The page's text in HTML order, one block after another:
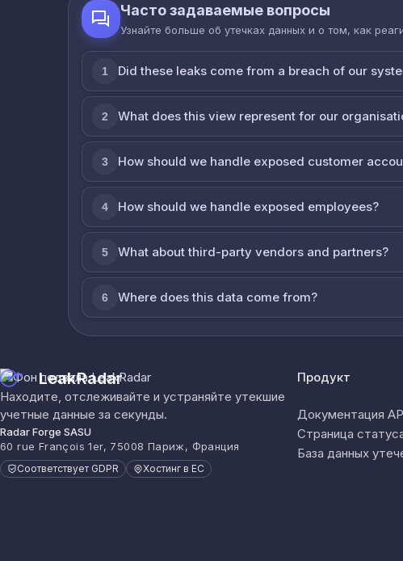
Часто задаваемые вопросы
Узнайте больше об утечках данных и о том, как
1 Did these leaks come from a breach of our
2 What does this view represent for our
3 How should we handle exposed customer
4 How should we handle exposed employees?
5 What about third-party vendors and partners?
6 Where does this data come from?
LeakRadar
Находите, отслеживайте и устраняйте утекшие
учетные данные за секунды.
Radar Forge SASU
60 rue François 1er, 75008 Париж, Франция
Соответствует GDPR Хостинг в ЕС
Продукт
Документация
Страница
База данных